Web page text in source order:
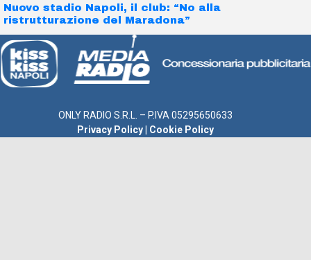
Nuovo stadio Napoli, il club: “No alla
ristrutturazione del Maradona”
ONLY RADIO S.R.L. – P.IVA 05295650633
Privacy Policy
Cookie Policy